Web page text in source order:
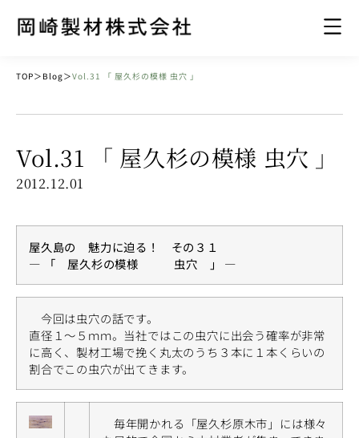
TOP＞ Blog＞Vol.31 「 屋久杉の模様 虫穴 」
Vol.31 「 屋久杉の模様 虫穴 」
2012.12.01
屋久島の 魅力に迫る！ その３１
— 「 屋久杉の模様 虫穴 」 —
今回は虫穴の話です。
直径１～５ｍｍ。当社ではこの虫穴に出会う確率が非常
に高く、製材工場で挽く丸太のうち３本に１本くらいの
割合でこの虫穴が出てきます。
毎年開かれる「屋久杉原木市」には様々